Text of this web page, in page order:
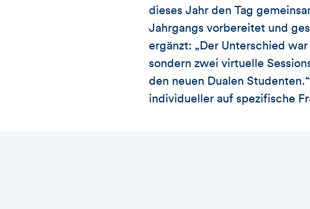
dieses Jahr den Tag
Jahrgangs vorbereitet und
ergänzt: „Der Unterschied
sondern zwei virtuelle
den neuen Dualen
individueller auf spezifische